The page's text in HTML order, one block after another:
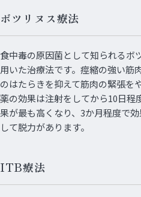
ボツリヌス療法
食中毒の原因菌として知られるボ
用いた治療法です。痙縮の強い筋
のはたらきを抑えて筋肉の緊張を
薬の効果は注射をしてから10日程
果が最も高くなり、3か月程度で
して脱力があります。
ITB療法